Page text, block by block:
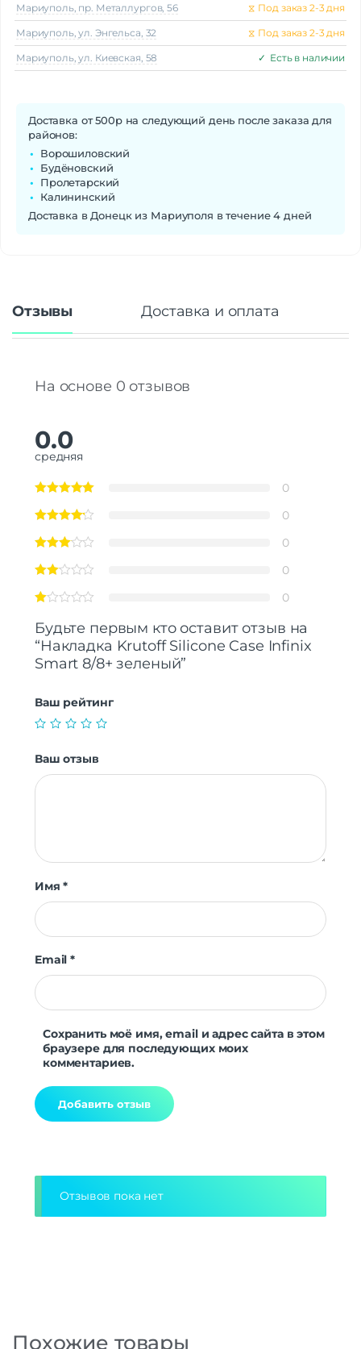
Мариуполь, пр. Металлургов, 56 ⧖ Под заказ 2-3 дня
Мариуполь, ул. Энгельса, 32 ⧖ Под заказ 2-3 дня
Мариуполь, ул. Киевская, 58 ✓ Есть в наличии
Доставка от 500р на следующий день после заказа для
районов:
Ворошиловский
Будёновский
Пролетарский
Калининский
Доставка в Донецк из Мариуполя в течение 4 дней
Отзывы Доставка и оплата
На основе 0 отзывов
0.0
средняя
0
0
0
0
0
Будьте первым кто оставит отзыв на
“Накладка Krutoff Silicone Case Infinix
Smart 8/8+ зеленый”
Ваш рейтинг
Ваш отзыв
Имя*
Email*
Сохранить моё имя, email и адрес сайта в этом
браузере для последующих моих
комментариев.
Отзывов пока нет
Похожие товары